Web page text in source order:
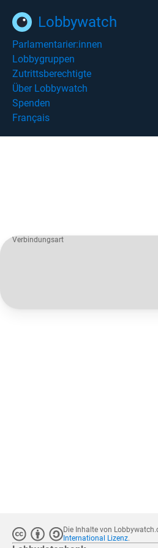
Lobbywatch
Parlamentarier:innen
Lobbygruppen
Zutrittsberechtigte
Über Lobbywatch
Spenden
Français
Verbindungsart
Die Inhalte von
International Lizenz.